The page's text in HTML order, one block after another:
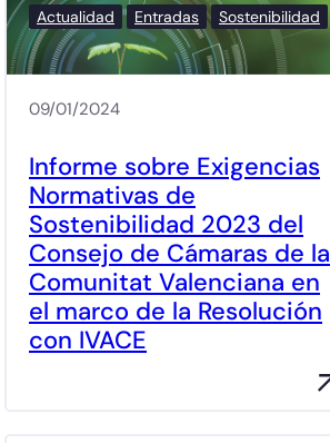
Actualidad Entradas Sostenibilidad
09/01/2024
Informe sobre Exigencias
Normativas de
Sostenibilidad 2023 del
Consejo de Cámaras de la
Comunitat Valenciana en
el marco de la Resolución
con IVACE